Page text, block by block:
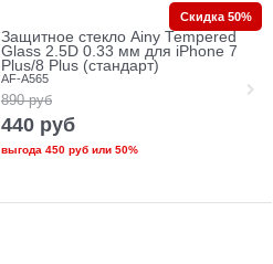
Защитное стекло Ainy Tempered
Glass 2.5D 0.33 мм для iPhone 7
Plus/8 Plus (стандарт)
AF-A565
890 руб
440 руб
выгода 450 рубили 50%
Скидка 50%